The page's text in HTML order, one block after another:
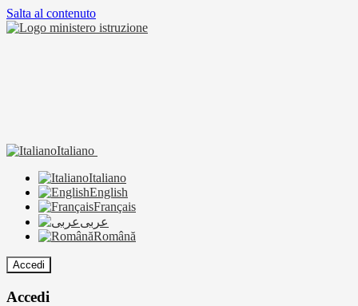
Salta al contenuto
Italiano
Italiano
English
Français
عربى
Română
Accedi
Accedi